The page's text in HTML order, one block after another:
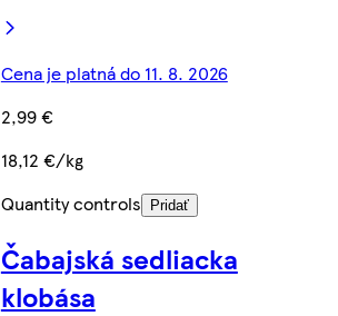
Cena je platná do 11. 8. 2026
2,99 €
18,12 €/kg
Quantity controls
Pridať
Čabajská sedliacka
klobása